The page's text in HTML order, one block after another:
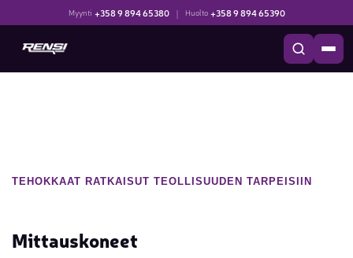
Myynti +358 9 894 65380 | Huolto +358 9 894 65390
TEHOKKAAT RATKAISUT TEOLLISUUDEN TARPEISIIN
Mittauskoneet